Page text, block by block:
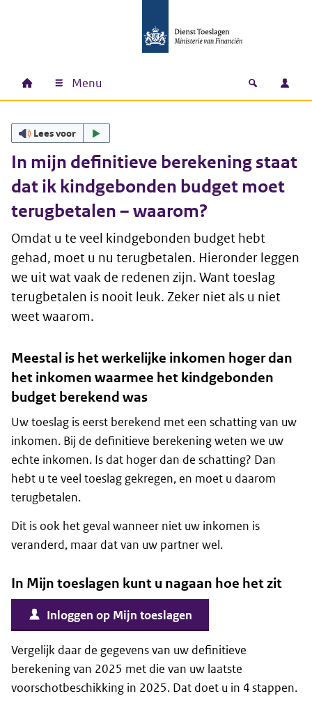
Hoofdnavigatie
Home Menu Open
Lees voor
In mijn definitieve berekening staat
dat ik kindgebonden budget moet
terugbetalen – waarom?
Omdat u te veel kindgebonden budget hebt
gehad, moet u nu terugbetalen. Hieronder leggen
we uit wat vaak de redenen zijn. Want toeslag
terugbetalen is nooit leuk. Zeker niet als u niet
weet waarom.
Meestal is het werkelijke inkomen hoger dan
het inkomen waarmee het kindgebonden
budget berekend was
Uw toeslag is eerst berekend met een schatting van uw
inkomen. Bij de definitieve berekening weten we uw
echte inkomen. Is dat hoger dan de schatting? Dan
hebt u te veel toeslag gekregen, en moet u daarom
terugbetalen.
Dit is ook het geval wanneer niet uw inkomen is
veranderd, maar dat van uw partner wel.
In Mijn toeslagen kunt u nagaan hoe het zit
Inloggen op Mijn toeslagen
Vergelijk daar de gegevens van uw definitieve
berekening van 2025 met die van uw laatste
voorschotbeschikking in 2025. Dat doet u in 4 stappen.